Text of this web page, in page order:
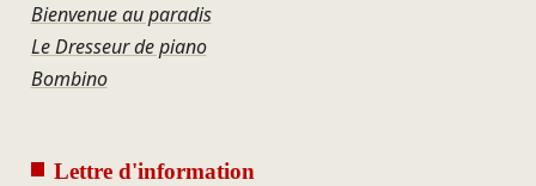
Bienvenue au paradis
Le Dresseur de piano
Bombino
Lettre d'information